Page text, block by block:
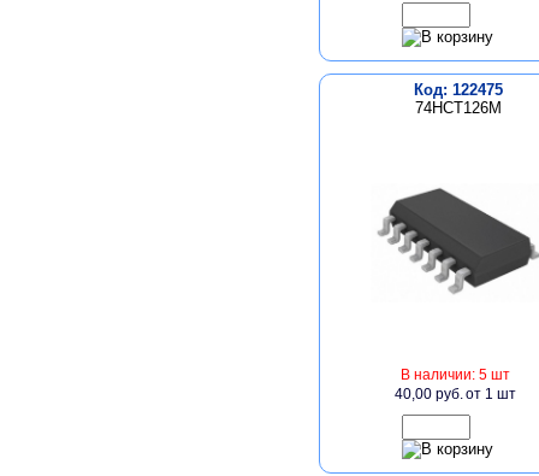
Код: 122475
74HCT126M
В наличии: 5 шт
40,00 руб.от 1 шт